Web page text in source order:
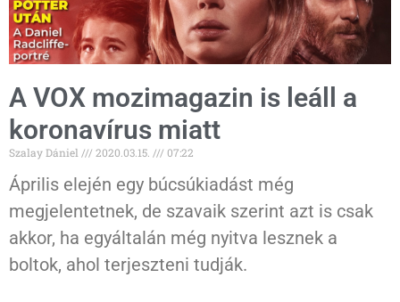
A VOX mozimagazin is leáll a
koronavírus miatt
Szalay Dániel 2020.03.15. 07:22
Április elején egy búcsúkiadást még
megjelentetnek, de szavaik szerint azt is csak
akkor, ha egyáltalán még nyitva lesznek a
boltok, ahol terjeszteni tudják.